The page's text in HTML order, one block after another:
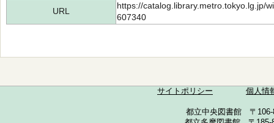
URL
https://catalog.library.metro.tokyo.lg.jp/
607340
サイトポリシー 個人情
都立中央図書館 〒